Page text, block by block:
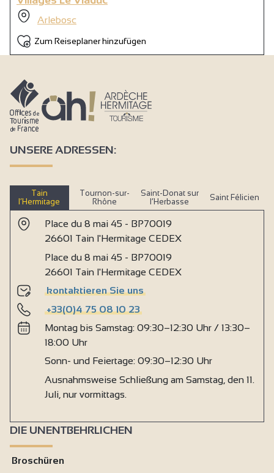
Wickeltisch
Gefrierschrank
Bügelausrüstung
Kühlschrank
Haartrockner
Wasserkocher
Kaffeemaschine
Gemeinsame Waschmaschine
Heizung
WIFI-Zugang
Dusche
Zugänglich mit Rollstuhl, mit Hilfe
Möglichkeit, jemanden vor dem Standort abzusetzen
Dusche mit Sitz + Bewegungsraum
Empfang
Arlebosc
Zum Reiseplaner hinzufügen
UNSERE ADRESSEN:
Tain
l’Hermitage
Tournon-sur-
Rhône
Saint-Donat sur
l’Herbasse
Saint Félicien
Place du 8 mai 45 - BP70019
26601 Tain l'Hermitage CEDEX
Place du 8 mai 45 - BP70019
26601 Tain l'Hermitage CEDEX
kontaktieren Sie uns
+33(0)4 75 08 10 23
Montag bis Samstag: 09:30–12:30 Uhr / 13:30–
18:00 Uhr
Sonn- und Feiertage: 09:30–12:30 Uhr
Ausnahmsweise Schließung am Samstag, den 11.
Juli, nur vormittags.
DIE UNENTBEHRLICHEN
Broschüren